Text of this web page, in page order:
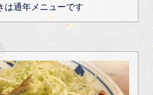
は通年メニューです